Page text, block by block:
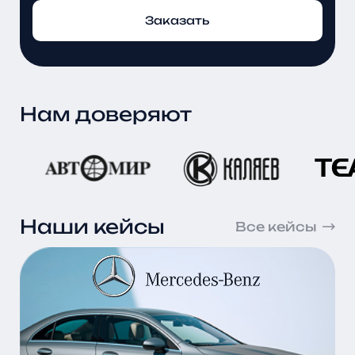
Заказать
Нам доверяют
Наши кейсы Все кейсы